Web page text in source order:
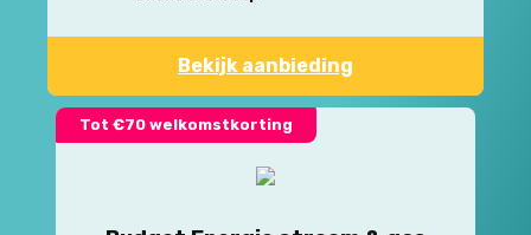
Bekijk aanbieding
Tot €70 welkomstkorting